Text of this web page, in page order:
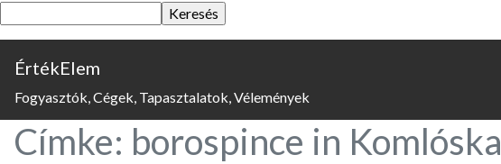
Keresés
ÉrtékElem
Fogyasztók, Cégek, Tapasztalatok, Vélemények
Címke: borospince in Komlóska